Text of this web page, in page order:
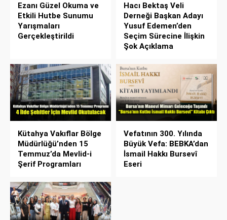
Ezanı Güzel Okuma ve
Etkili Hutbe Sunumu
Yarışmaları
Gerçekleştirildi
Hacı Bektaş Veli
Derneği Başkan Adayı
Yusuf Edemen’den
Seçim Sürecine İlişkin
Şok Açıklama
Kütahya Vakıflar Bölge
Müdürlüğü’nden 15
Temmuz’da Mevlid-i
Şerif Programları
Vefatının 300. Yılında
Büyük Vefa: BEBKA’dan
İsmail Hakkı Bursevî
Eseri